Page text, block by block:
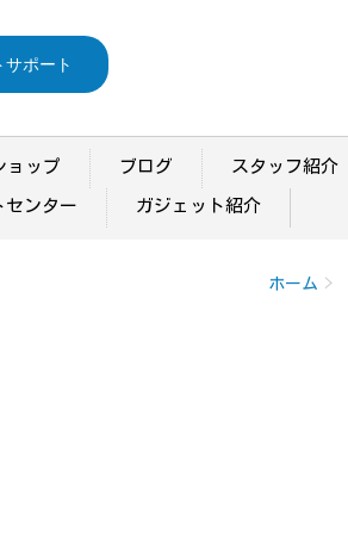
サポート
ョップ ブログ スタッフ紹介
センター ガジェット紹介
ホーム